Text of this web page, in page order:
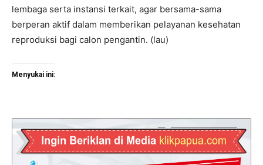
lembaga serta instansi terkait, agar bersama-sama
berperan aktif dalam memberikan pelayanan kesehatan
reproduksi bagi calon pengantin. (lau)
Menyukai ini: